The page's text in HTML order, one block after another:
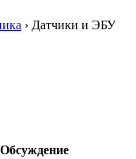
› Датчики и ЭБУ
Обсуждение